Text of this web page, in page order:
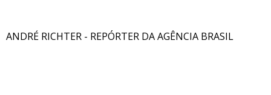
ANDRÉ RICHTER - REPÓRTER DA AGÊNCIA BRASIL